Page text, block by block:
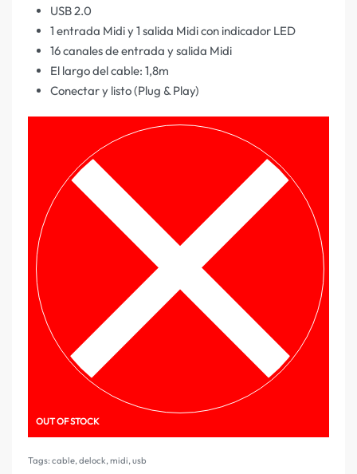
USB 2.0
1 entrada Midi y 1 salida Midi con indicador LED
16 canales de entrada y salida Midi
El largo del cable: 1,8m
Conectar y listo (Plug & Play)
OUT OF STOCK
Tags: cable,delock,midi,usb